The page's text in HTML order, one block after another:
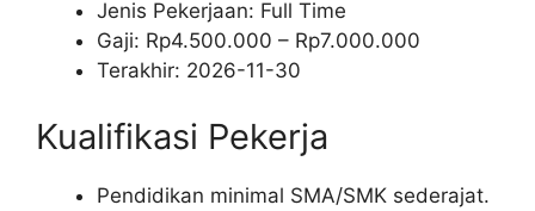
Jenis Pekerjaan: Full Time
Gaji: Rp4.500.000 – Rp7.000.000
Terakhir: 2026-11-30
Kualifikasi Pekerja
Pendidikan minimal SMA/SMK sederajat.